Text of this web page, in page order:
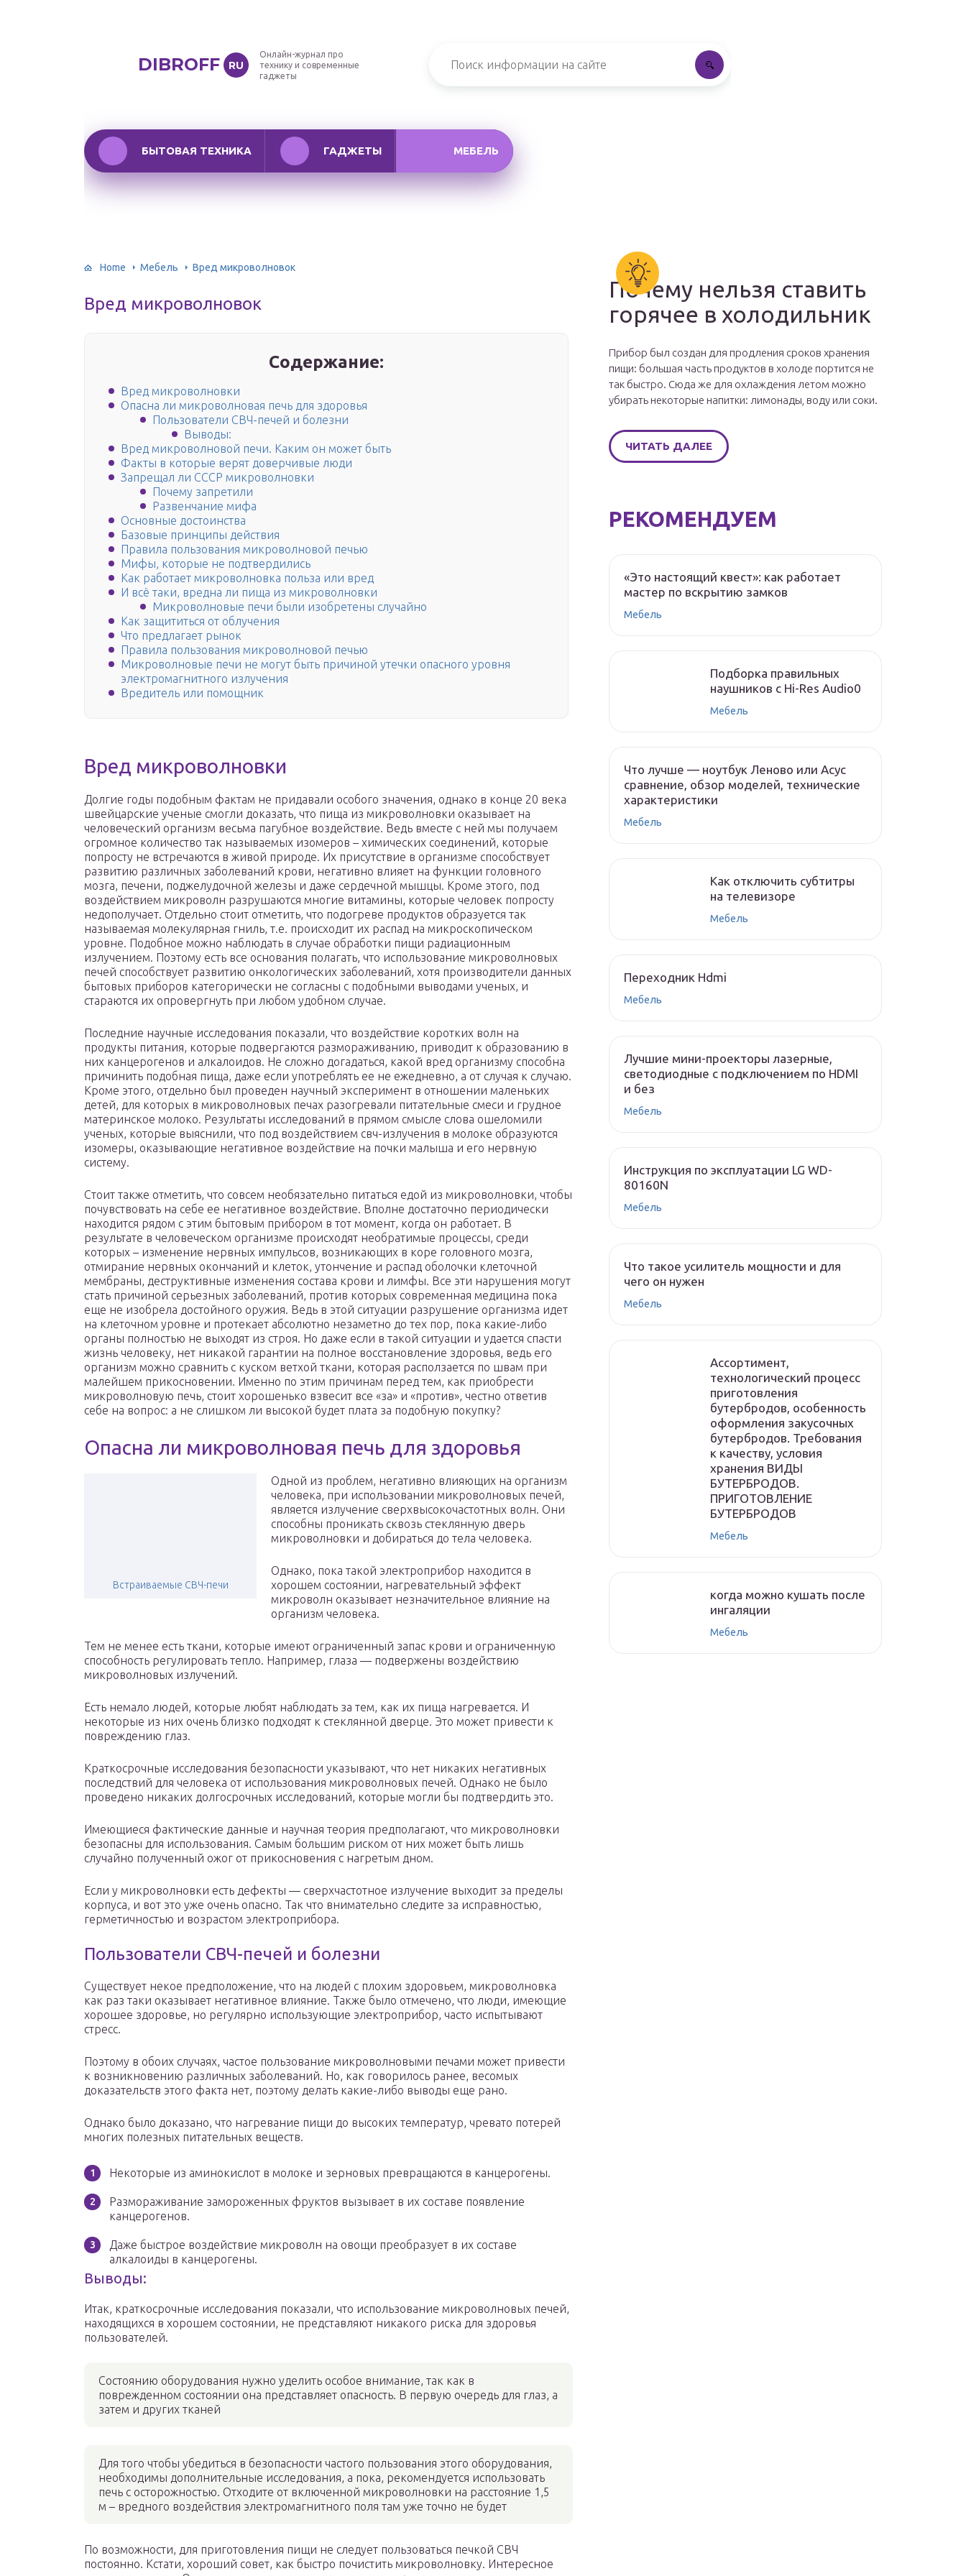
DIBROFF RU
Онлайн-журнал про
технику и современные
гаджеты
БЫТОВАЯ ТЕХНИКА ГАДЖЕТЫ МЕБЕЛЬ
Home Мебель Вред микроволновок
Вред микроволновок
Содержание:
Вред микроволновки
Опасна ли микроволновая печь для здоровья
Пользователи СВЧ-печей и болезни
Выводы:
Вред микроволновой печи. Каким он может быть
Факты в которые верят доверчивые люди
Запрещал ли СССР микроволновки
Почему запретили
Развенчание мифа
Основные достоинства
Базовые принципы действия
Правила пользования микроволновой печью
Мифы, которые не подтвердились
Как работает микроволновка польза или вред
И всё таки, вредна ли пища из микроволновки
Микроволновые печи были изобретены случайно
Как защититься от облучения
Что предлагает рынок
Правила пользования микроволновой печью
Микроволновые печи не могут быть причиной утечки опасного уровня
электромагнитного излучения
Вредитель или помощник
Вред микроволновки
Долгие годы подобным фактам не придавали особого значения, однако в конце 20 века
швейцарские ученые смогли доказать, что пища из микроволновки оказывает на
человеческий организм весьма пагубное воздействие. Ведь вместе с ней мы получаем
огромное количество так называемых изомеров – химических соединений, которые
попросту не встречаются в живой природе. Их присутствие в организме способствует
развитию различных заболеваний крови, негативно влияет на функции головного
мозга, печени, поджелудочной железы и даже сердечной мышцы. Кроме этого, под
воздействием микроволн разрушаются многие витамины, которые человек попросту
недополучает. Отдельно стоит отметить, что подогреве продуктов образуется так
называемая молекулярная гниль, т.е. происходит их распад на микроскопическом
уровне. Подобное можно наблюдать в случае обработки пищи радиационным
излучением. Поэтому есть все основания полагать, что использование микроволновых
печей способствует развитию онкологических заболеваний, хотя производители данных
бытовых приборов категорически не согласны с подобными выводами ученых, и
стараются их опровергнуть при любом удобном случае.
Последние научные исследования показали, что воздействие коротких волн на
продукты питания, которые подвергаются размораживанию, приводит к образованию в
них канцерогенов и алкалоидов. Не сложно догадаться, какой вред организму способна
причинить подобная пища, даже если употреблять ее не ежедневно, а от случая к случаю.
Кроме этого, отдельно был проведен научный эксперимент в отношении маленьких
детей, для которых в микроволновых печах разогревали питательные смеси и грудное
материнское молоко. Результаты исследований в прямом смысле слова ошеломили
ученых, которые выяснили, что под воздействием свч-излучения в молоке образуются
изомеры, оказывающие негативное воздействие на почки малыша и его нервную
систему.
Стоит также отметить, что совсем необязательно питаться едой из микроволновки, чтобы
почувствовать на себе ее негативное воздействие. Вполне достаточно периодически
находится рядом с этим бытовым прибором в тот момент, когда он работает. В
результате в человеческом организме происходят необратимые процессы, среди
которых – изменение нервных импульсов, возникающих в коре головного мозга,
отмирание нервных окончаний и клеток, утончение и распад оболочки клеточной
мембраны, деструктивные изменения состава крови и лимфы. Все эти нарушения могут
стать причиной серьезных заболеваний, против которых современная медицина пока
еще не изобрела достойного оружия. Ведь в этой ситуации разрушение организма идет
на клеточном уровне и протекает абсолютно незаметно до тех пор, пока какие-либо
органы полностью не выходят из строя. Но даже если в такой ситуации и удается спасти
жизнь человеку, нет никакой гарантии на полное восстановление здоровья, ведь его
организм можно сравнить с куском ветхой ткани, которая расползается по швам при
малейшем прикосновении. Именно по этим причинам перед тем, как приобрести
микроволновую печь, стоит хорошенько взвесит все «за» и «против», честно ответив
себе на вопрос: а не слишком ли высокой будет плата за подобную покупку?
Опасна ли микроволновая печь для здоровья
Встраиваемые СВЧ-печи
Одной из проблем, негативно влияющих на организм
человека, при использовании микроволновых печей,
является излучение сверхвысокочастотных волн. Они
способны проникать сквозь стеклянную дверь
микроволновки и добираться до тела человека.
Однако, пока такой электроприбор находится в
хорошем состоянии, нагревательный эффект
микроволн оказывает незначительное влияние на
организм человека.
Тем не менее есть ткани, которые имеют ограниченный запас крови и ограниченную
способность регулировать тепло. Например, глаза — подвержены воздействию
микроволновых излучений.
Есть немало людей, которые любят наблюдать за тем, как их пища нагревается. И
некоторые из них очень близко подходят к стеклянной дверце. Это может привести к
повреждению глаз.
Краткосрочные исследования безопасности указывают, что нет никаких негативных
последствий для человека от использования микроволновых печей. Однако не было
проведено никаких долгосрочных исследований, которые могли бы подтвердить это.
Имеющиеся фактические данные и научная теория предполагают, что микроволновки
безопасны для использования. Самым большим риском от них может быть лишь
случайно полученный ожог от прикосновения с нагретым дном.
Если у микроволновки есть дефекты — сверхчастотное излучение выходит за пределы
корпуса, и вот это уже очень опасно. Так что внимательно следите за исправностью,
герметичностью и возрастом электроприбора.
Пользователи СВЧ-печей и болезни
Существует некое предположение, что на людей с плохим здоровьем, микроволновка
как раз таки оказывает негативное влияние. Также было отмечено, что люди, имеющие
хорошее здоровье, но регулярно использующие электроприбор, часто испытывают
стресс.
Поэтому в обоих случаях, частое пользование микроволновыми печами может привести
к возникновению различных заболеваний. Но, как говорилось ранее, весомых
доказательств этого факта нет, поэтому делать какие-либо выводы еще рано.
Однако было доказано, что нагревание пищи до высоких температур, чревато потерей
многих полезных питательных веществ.
Некоторые из аминокислот в молоке и зерновых превращаются в канцерогены.
Размораживание замороженных фруктов вызывает в их составе появление
канцерогенов.
Даже быстрое воздействие микроволн на овощи преобразует в их составе
алкалоиды в канцерогены.
Выводы:
Итак, краткосрочные исследования показали, что использование микроволновых печей,
находящихся в хорошем состоянии, не представляют никакого риска для здоровья
пользователей.
Состоянию оборудования нужно уделить особое внимание, так как в
поврежденном состоянии она представляет опасность. В первую очередь для глаз, а
затем и других тканей
Для того чтобы убедиться в безопасности частого пользования этого оборудования,
необходимы дополнительные исследования, а пока, рекомендуется использовать
печь с осторожностью. Отходите от включенной микроволновки на расстояние 1,5
м – вредного воздействия электромагнитного поля там уже точно не будет
По возможности, для приготовления пищи не следует пользоваться печкой СВЧ
постоянно. Кстати, хороший совет, как быстро почистить микроволновку. Интересное
Почему нельзя ставить
горячее в холодильник
Прибор был создан для продления сроков хранения
пищи: большая часть продуктов в холоде портится не
так быстро. Сюда же для охлаждения летом можно
убирать некоторые напитки: лимонады, воду или соки.
ЧИТАТЬ ДАЛЕЕ
РЕКОМЕНДУЕМ
«Это настоящий квест»: как работает
мастер по вскрытию замков
Мебель
Подборка правильных
наушников с Hi-Res Audio0
Мебель
Что лучше — ноутбук Леново или Асус
сравнение, обзор моделей, технические
характеристики
Мебель
Как отключить субтитры
на телевизоре
Мебель
Переходник Hdmi
Мебель
Лучшие мини-проекторы лазерные,
светодиодные с подключением по HDMI
и без
Мебель
Инструкция по эксплуатации LG WD-
80160N
Мебель
Что такое усилитель мощности и для
чего он нужен
Мебель
Ассортимент,
технологический процесс
приготовления
бутербродов, особенность
оформления закусочных
бутербродов. Требования
к качеству, условия
хранения ВИДЫ
БУТЕРБРОДОВ.
ПРИГОТОВЛЕНИЕ
БУТЕРБРОДОВ
Мебель
когда можно кушать после
ингаляции
Мебель